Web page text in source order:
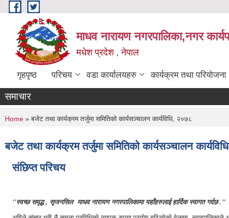
Skip to main content
माधव नारायण नगरपालिका,नगर
मधेश प्रदेश , नेपाल
गृहपृष्ठ परिचय वडा कार्यालयहरु कार्यक्रम तथा परियोजना
समाचार
You are here
Home » बजेट तथा कार्यक्रम तर्जुमा समितिको कार्यसञ्चालन कार्यविधि, २०७८
बजेट तथा कार्यक्रम तर्जुमा समितिको कार्यसञ्चालन
संछिप्त परिचय
"स्वच्छ समृद्ध , सृजनसिल माधव नारायण नगरपालिकामा यहाँहरुलाई हार्दिक स्वागत गर्दछ ."